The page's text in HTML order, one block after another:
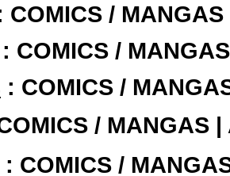
COMICS /
: COMICS /
: COMICS /
/ MANGAS |
: COMICS /